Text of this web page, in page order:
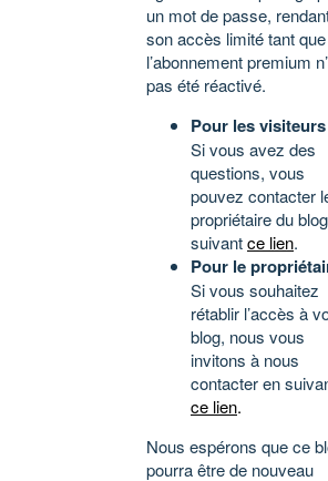
un mot de passe,
son accès limité tant que
l’abonnement premium
pas été réactivé.
Pour les visiteurs
Si vous avez des
questions, vous
pouvez contacter
propriétaire du
suivantce lien.
Pour le
Si vous souhaitez
rétablir l’accès à
blog, nous vous
invitons à nous
contacter en
ce lien.
Nous espérons que ce
pourra être de nouveau